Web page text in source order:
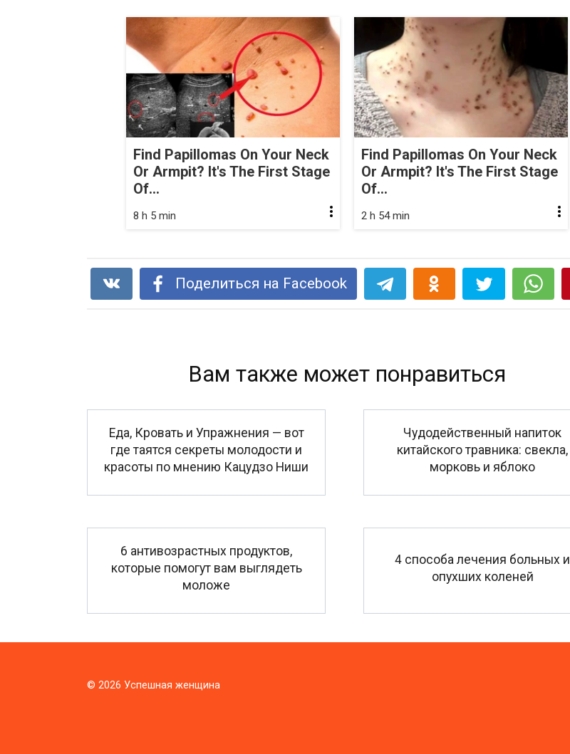
Find Papillomas On Your Neck
Or Armpit? It's The First Stage
Of...
8 h 5 min
Find Papillomas On Your Neck
Or Armpit? It's The First Stage
Of...
2 h 54 min
Поделиться на Facebook
Вам также может понравиться
Еда, Кровать и Упражнения — вот
где таятся секреты молодости и
красоты по мнению Кацудзо Ниши
Чудодейственный напиток
китайского травника: свекла,
морковь и яблоко
6 антивозрастных продуктов,
которые помогут вам выглядеть
моложе
4 способа лечения больных и
опухших коленей
© 2026 Успешная женщина